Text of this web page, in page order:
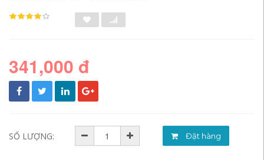
341,000 đ
SỐ LƯỢNG: Đặt hàng